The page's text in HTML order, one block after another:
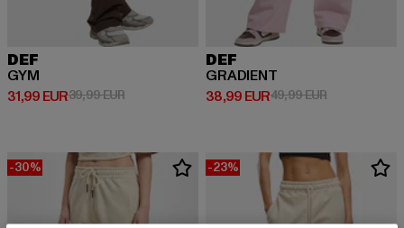
DEF
GYM
31,99 EUR
Derzeitiger Preis: 31,99 EUR
39,99 EURAktionspreis: 39,99 EUR
DEF
GRADIENT
38,99 EUR
Derzeitiger Preis: 38,99 EUR
49,99 EURAktionspreis:
-30% -23%